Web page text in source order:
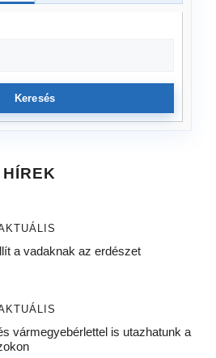
Keresés
a vadaknak az erdészet
vármegyebérlettel is utazhatunk a